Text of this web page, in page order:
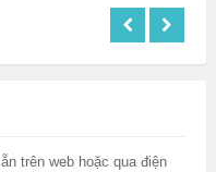
trên web hoặc qua điện